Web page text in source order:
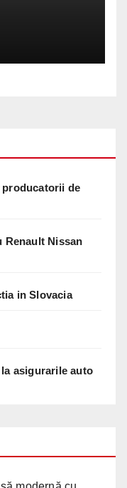
de
Renault Nissan
in Slovacia
asigurarile auto